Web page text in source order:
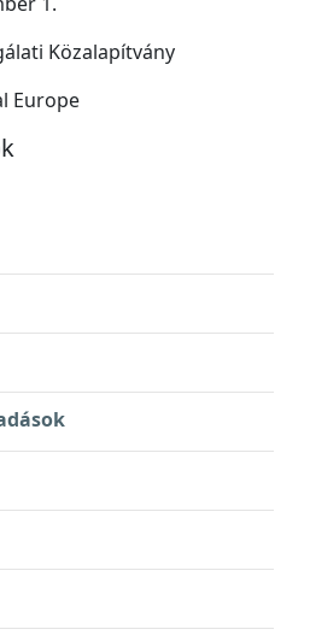
Közalapítvány
Europe